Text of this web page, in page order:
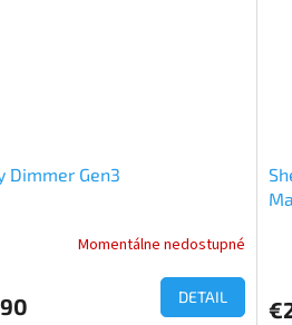
Dimmer Gen3
Momentálne nedostupné
DETAIL